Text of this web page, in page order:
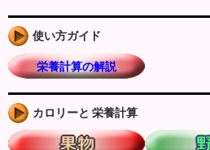
使い方ガイド
栄養計算の解説
カロリーと 栄養計算